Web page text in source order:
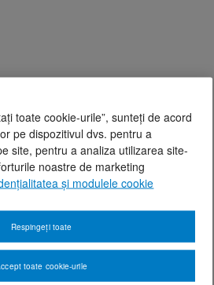
toate cookie-urile”, sunteți de acord
pe dispozitivul dvs. pentru a
site, pentru a analiza utilizarea site-
noastre de marketing
și modulele cookie
Respingeți toate
toate cookie-urile